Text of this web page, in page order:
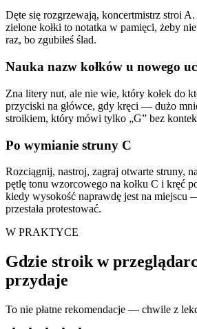
Dęte się rozgrzewają, koncertmistrz stroi
zielone kołki to notatka w pamięci, żeby
raz, bo zgubiłeś ślad.
Nauka nazw kołków u nowego
Zna litery nut, ale nie wie, który kołek do
przyciski na główce, gdy kręci — dużo
stroikiem, który mówi tylko „G” bez
Po wymianie struny C
Rozciągnij, nastroj, zagraj otwarte struny,
pętlę tonu wzorcowego na kołku C i kręć
kiedy wysokość naprawdę jest na miejscu
przestała protestować.
W PRAKTYCE
Gdzie stroik w
przydaje
To nie płatne rekomendacje — chwile z